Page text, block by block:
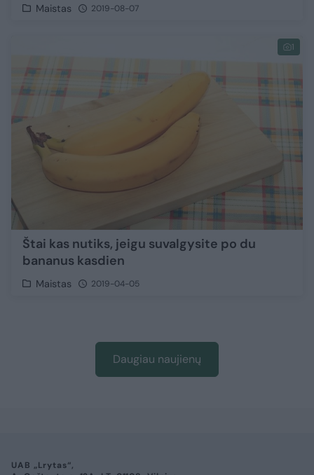
Maistas 2019-08-07
1
Štai kas nutiks, jeigu suvalgysite po du
bananus kasdien
Maistas 2019-04-05
Daugiau naujienų
UAB „Lrytas“,